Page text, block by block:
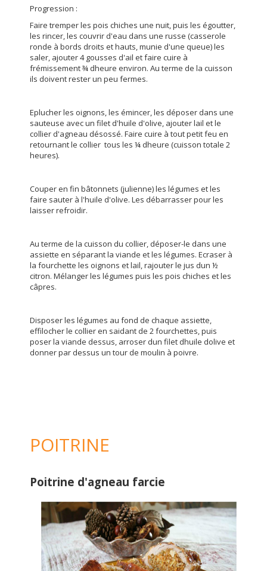
Progression :
Faire tremper les pois chiches une nuit, puis les égoutter,
les rincer, les couvrir d'eau dans une russe (casserole
ronde à bords droits et hauts, munie d'une queue) les
saler, ajouter 4 gousses d'ail et faire cuire à
frémissement ¾ dheure environ. Au terme de la cuisson
ils doivent rester un peu fermes.
Eplucher les oignons, les émincer, les déposer dans une
sauteuse avec un filet d'huile d'olive, ajouter lail et le
collier d'agneau désossé. Faire cuire à tout petit feu en
retournant le collier tous les ¼ dheure (cuisson totale 2
heures).
Couper en fin bâtonnets (julienne) les légumes et les
faire sauter à l'huile d'olive. Les débarrasser pour les
laisser refroidir.
Au terme de la cuisson du collier, déposer-le dans une
assiette en séparant la viande et les légumes. Ecraser à
la fourchette les oignons et lail, rajouter le jus dun ½
citron. Mélanger les légumes puis les pois chiches et les
câpres.
Disposer les légumes au fond de chaque assiette,
effilocher le collier en saidant de 2 fourchettes, puis
poser la viande dessus, arroser dun filet dhuile dolive et
donner par dessus un tour de moulin à poivre.
POITRINE
Poitrine d'agneau farcie